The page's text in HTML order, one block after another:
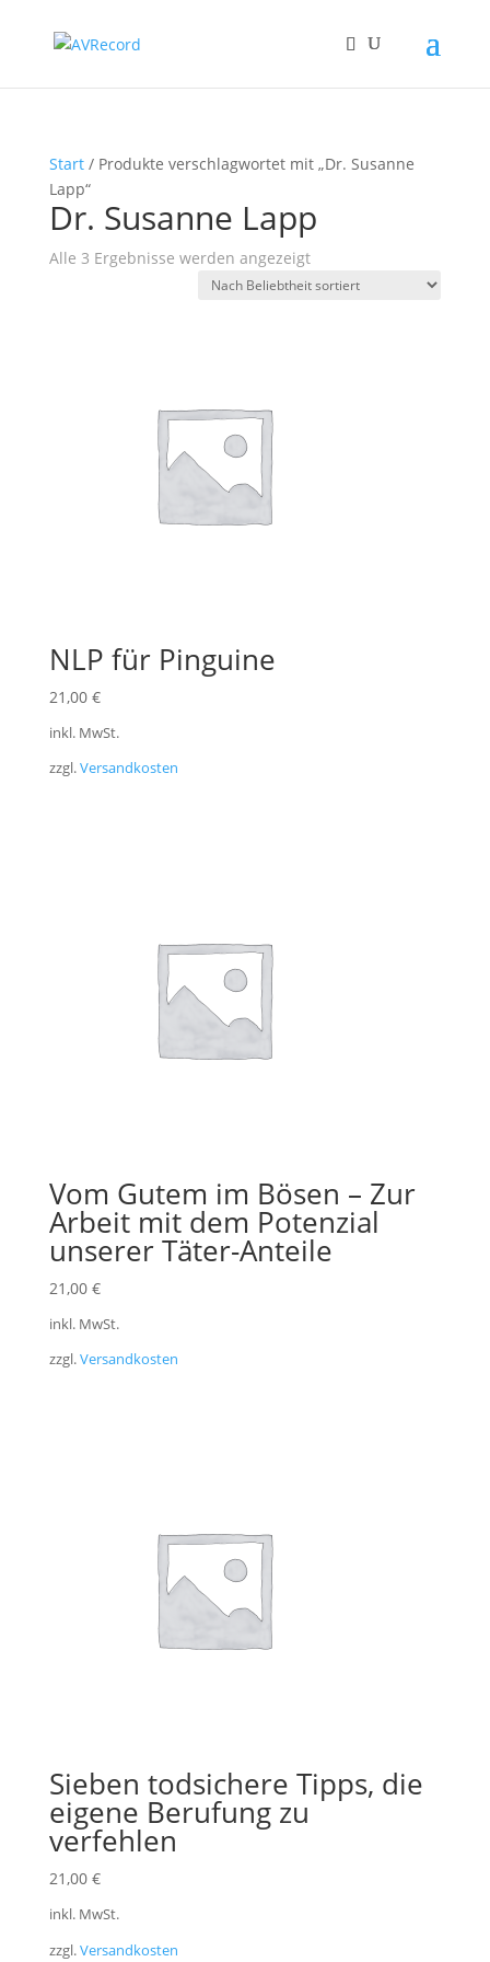
Start/ Produkte verschlagwortet mit „Dr. Susanne
Lapp“
Dr. Susanne Lapp
Alle 3 Ergebnisse werden angezeigtNach
Beliebtheit
NLP für Pinguine
21,00 €
inkl. MwSt.
zzgl.Versandkosten
Vom Gutem im Bösen – Zur
Arbeit mit dem Potenzial
unserer Täter-Anteile
21,00 €
inkl. MwSt.
zzgl.Versandkosten
Sieben todsichere Tipps, die
eigene Berufung zu
verfehlen
21,00 €
inkl. MwSt.
zzgl.Versandkosten